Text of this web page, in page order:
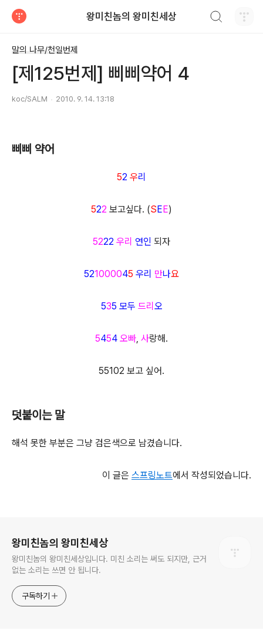
왕미친놈의 왕미친세상
말의 나무/천일번제
[제125번제] 삐삐약어 4
koc/SALM 2010. 9. 14. 13:18
삐삐 약어
52 우리
522 보고싶다. (SEE)
5222 우리 연인 되자
521000045 우리 만나요
535 모두 드리 오
5454 오빠, 사랑해.
55102 보고 싶어.
덧붙이는 말
해석 못한 부분은 그냥 검은색으로 남겼습니다.
이 글은 스프링노트에서 작성되었습니다.
왕미친놈의 왕미친세상
왕미친놈의 왕미친세상입니다. 미친 소리는 써도 되지만, 근거
없는 소리는 쓰면 안 됩니다.
구독하기